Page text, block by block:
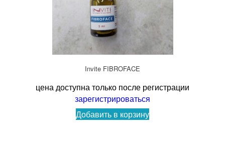
Invite FIBROFACE
цена доступна только после регистрации
зарегистрироваться
Добавить в корзину